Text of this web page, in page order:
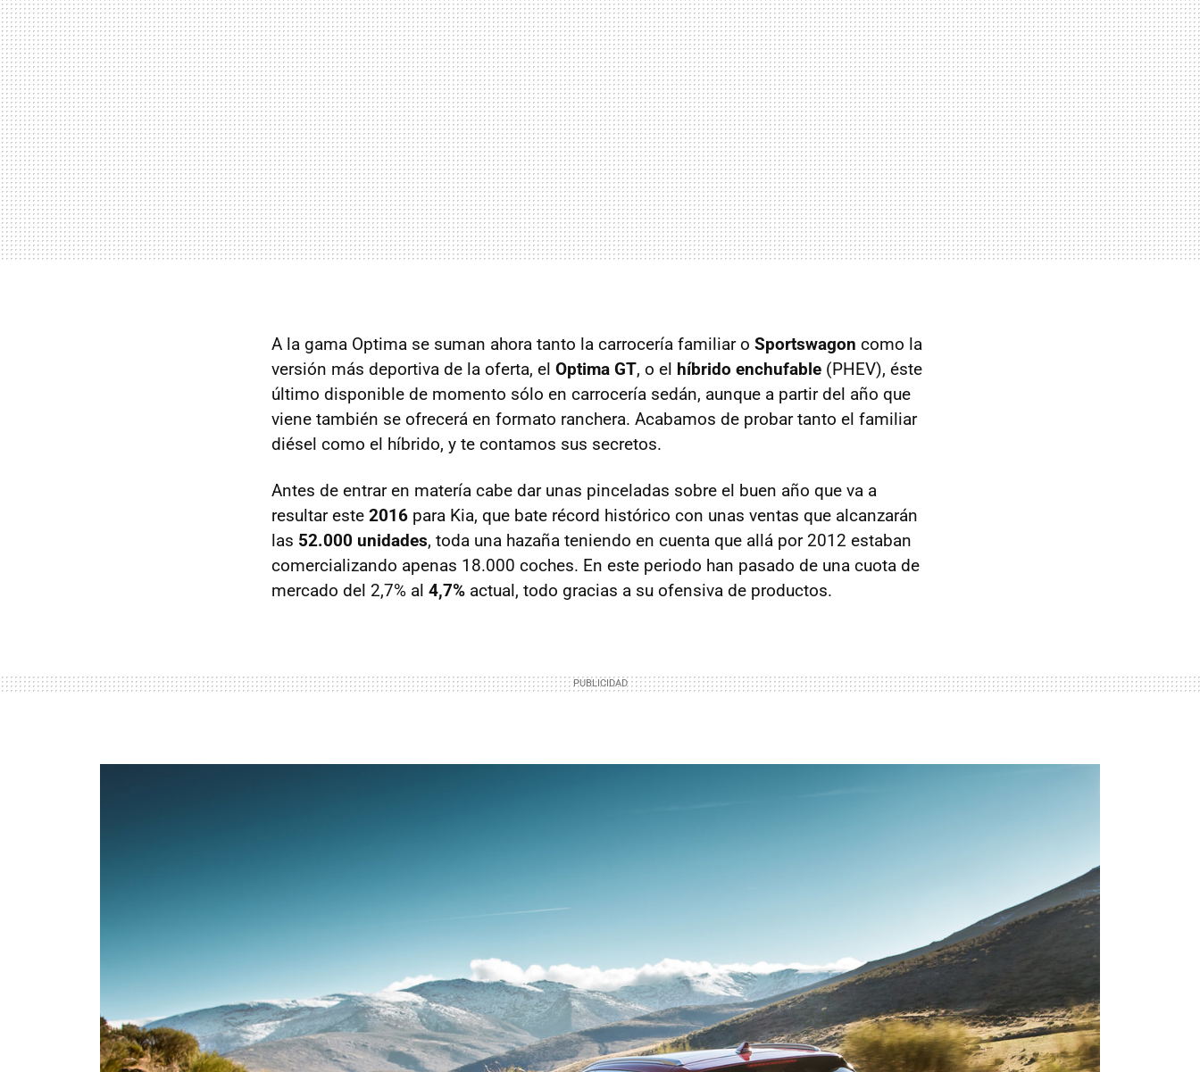
A la gama Optima se suman ahora tanto la carrocería familiar o Sportswagon como la
versión más deportiva de la oferta, el Optima GT, o el híbrido enchufable (PHEV), éste
último disponible de momento sólo en carrocería sedán, aunque a partir del año que
viene también se ofrecerá en formato ranchera. Acabamos de probar tanto el familiar
diésel como el híbrido, y te contamos sus secretos.
Antes de entrar en matería cabe dar unas pinceladas sobre el buen año que va a
resultar este 2016 para Kia, que bate récord histórico con unas ventas que alcanzarán
las 52.000 unidades, toda una hazaña teniendo en cuenta que allá por 2012 estaban
comercializando apenas 18.000 coches. En este periodo han pasado de una cuota de
mercado del 2,7% al 4,7% actual, todo gracias a su ofensiva de productos.